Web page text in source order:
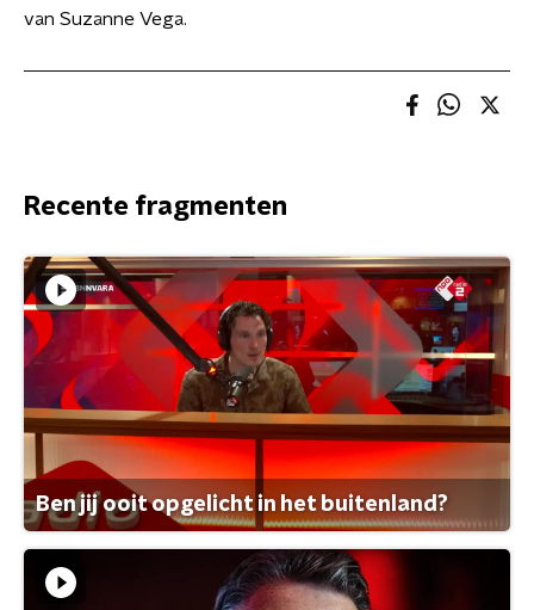
van Suzanne Vega.
Recente fragmenten
Ben jij ooit opgelicht in het buitenland?